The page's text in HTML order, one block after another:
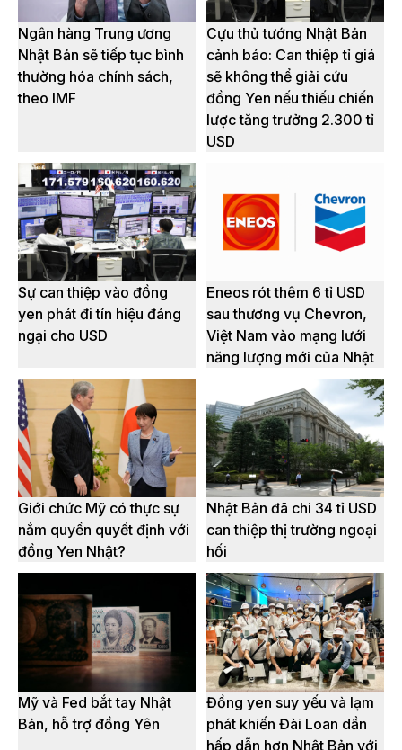
Ngân hàng Trung ương
Nhật Bản sẽ tiếp tục bình
thường hóa chính sách,
theo IMF
Cựu thủ tướng Nhật Bản
cảnh báo: Can thiệp tỉ giá
sẽ không thể giải cứu
đồng Yen nếu thiếu chiến
lược tăng trưởng 2.300 tỉ
USD
Sự can thiệp vào đồng
yen phát đi tín hiệu đáng
ngại cho USD
Eneos rót thêm 6 tỉ USD
sau thương vụ Chevron,
Việt Nam vào mạng lưới
năng lượng mới của Nhật
Giới chức Mỹ có thực sự
nắm quyền quyết định với
đồng Yen Nhật?
Nhật Bản đã chi 34 tỉ USD
can thiệp thị trường ngoại
hối
Mỹ và Fed bắt tay Nhật
Bản, hỗ trợ đồng Yên
Đồng yen suy yếu và lạm
phát khiến Đài Loan dần
hấp dẫn hơn Nhật Bản với